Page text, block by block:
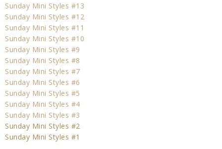
Sunday Mini Styles #13
Sunday Mini Styles #12
Sunday Mini Styles #11
Sunday Mini Styles #10
Sunday Mini Styles #9
Sunday Mini Styles #8
Sunday Mini Styles #7
Sunday Mini Styles #6
Sunday Mini Styles #5
Sunday Mini Styles #4
Sunday Mini Styles #3
Sunday Mini Styles #2
Sunday Mini Styles #1